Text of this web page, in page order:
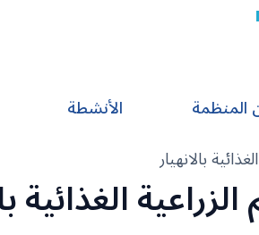
المنظمة
الأنشطة
بالانهيار
الغذائية